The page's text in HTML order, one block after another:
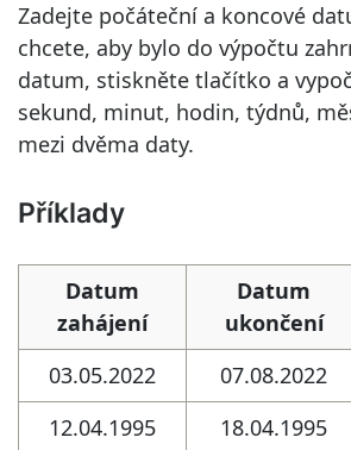
Zadejte počáteční a koncové
chcete, aby bylo do výpočtu
datum, stiskněte tlačítko a
sekund, minut, hodin, týdnů,
mezi dvěma daty.
Příklady
Datum
zahájení
Datum
ukončení
03.05.2022
07.08.2022
12.04.1995
18.04.1995